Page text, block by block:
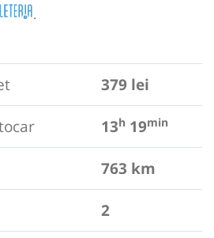
.
379 lei
13h 19min
763 km
2